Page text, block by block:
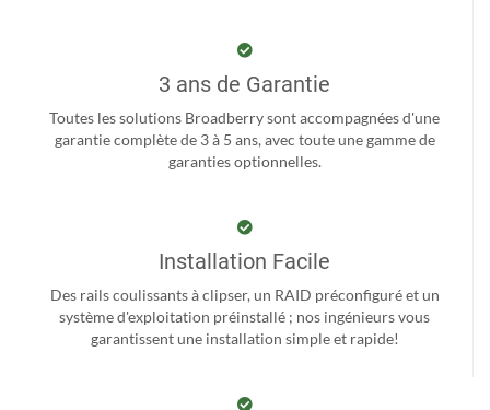
3 ans de Garantie
Toutes les solutions Broadberry sont accompagnées d'une
garantie complète de 3 à 5 ans, avec toute une gamme de
garanties optionnelles.
Installation Facile
Des rails coulissants à clipser, un RAID préconfiguré et un
système d'exploitation préinstallé ; nos ingénieurs vous
garantissent une installation simple et rapide!